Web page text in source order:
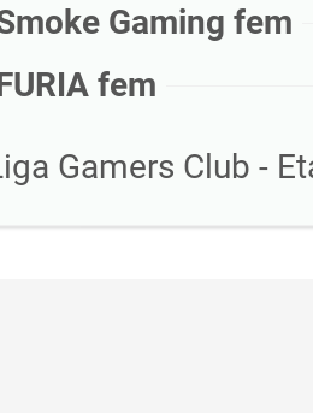
Gaming fem
fem
Gamers Club -